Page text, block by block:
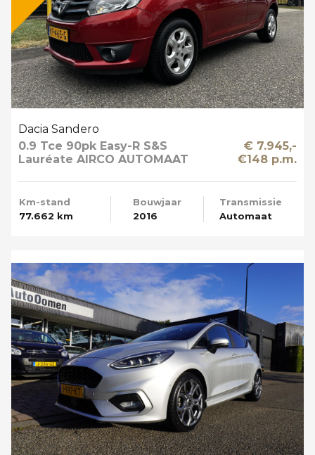
Dacia Sandero
0.9 Tce 90pk Easy-R S&S
Lauréate AIRCO AUTOMAAT
€ 7.945,-
€148 p.m.
Km-stand
77.662 km
Bouwjaar
2016
Transmissie
Automaat